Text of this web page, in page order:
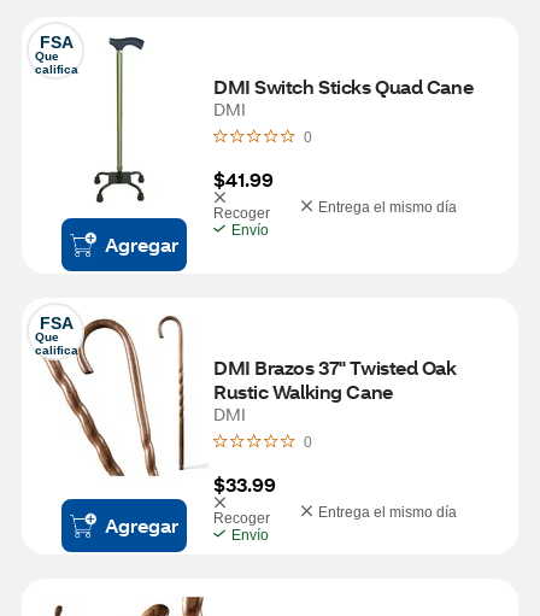
FSA
Que
califica
Agregar
DMI Switch Sticks Quad Cane
DMI
0
$41.99
Recoger
Entrega el mismo día
Envío
FSA
Que
califica
Agregar
DMI Brazos 37" Twisted Oak
Rustic Walking Cane
DMI
0
$33.99
Recoger
Entrega el mismo día
Envío